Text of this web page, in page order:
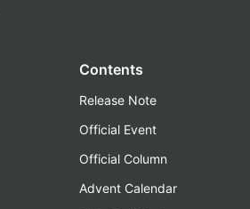
Contents
Release Note
Official Event
Official Column
Advent Calendar